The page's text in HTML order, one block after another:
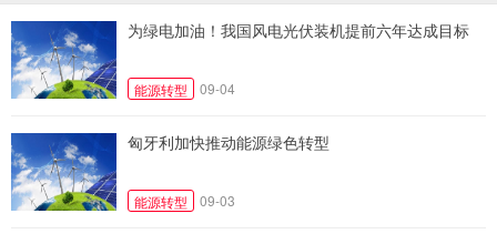
为绿电加油！我国风电光伏装机提前六年达成目标
能源转型 09-04
匈牙利加快推动能源绿色转型
能源转型 09-03